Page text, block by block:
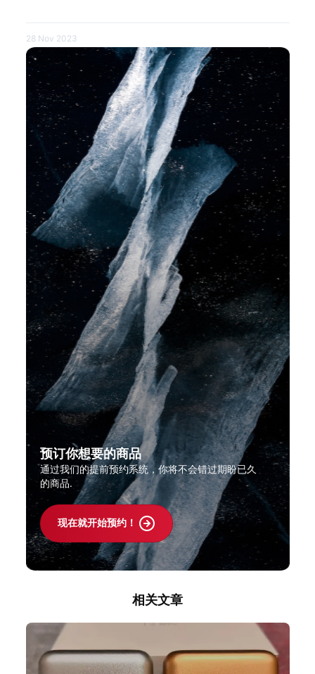
28 Nov 2023
预订你想要的商品
通过我们的提前预约系统，你将不会错过期盼已久
的商品.
现在就开始预约！
相关文章